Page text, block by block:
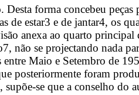
Desta forma concebeu
de estar3 e de jantar4, os
anexa ao quarto
não se projectando nada
entre Maio e Setembro de
posteriormente foram
supõe-se que a conselho do